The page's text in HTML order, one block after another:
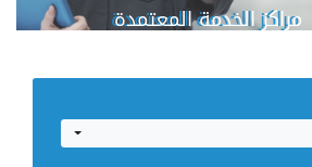
مراكز الخدمة المعتمدة